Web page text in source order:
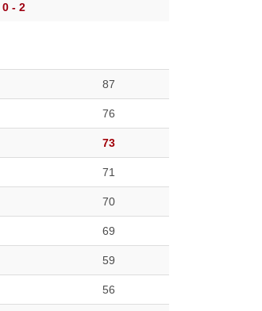
0 - 2
87
76
73
71
70
69
59
56